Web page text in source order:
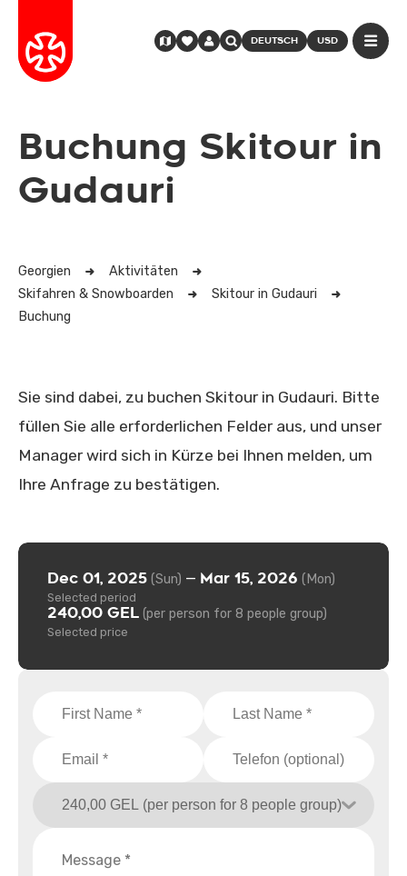
DEUTSCH USD
Buchung Skitour in
Gudauri
Georgien
Aktivitäten
Skifahren & Snowboarden
Skitour in Gudauri
Buchung
Sie sind dabei, zu buchen Skitour in Gudauri. Bitte
füllen Sie alle erforderlichen Felder aus, und unser
Manager wird sich in Kürze bei Ihnen melden, um
Ihre Anfrage zu bestätigen.
Dec 01, 2025 (Sun) — Mar 15, 2026 (Mon)
Selected period
240,00 GEL (per person for 8 people group)
Selected price